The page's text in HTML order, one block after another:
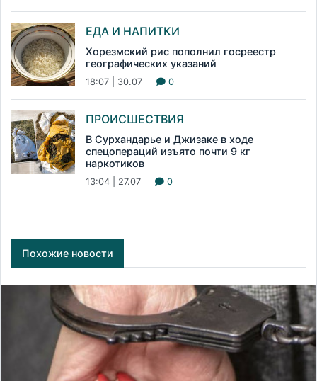
ЕДА И НАПИТКИ
Хорезмский рис пополнил госреестр
географических указаний
18:07 | 30.07 0
ПРОИСШЕСТВИЯ
В Сурхандарье и Джизаке в ходе
спецопераций изъято почти 9 кг
наркотиков
13:04 | 27.07 0
Похожие новости